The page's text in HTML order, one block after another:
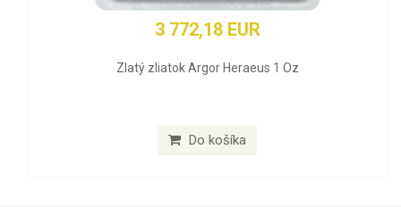
3 772,18 EUR
Zlatý zliatok Argor Heraeus 1 Oz
Do košíka